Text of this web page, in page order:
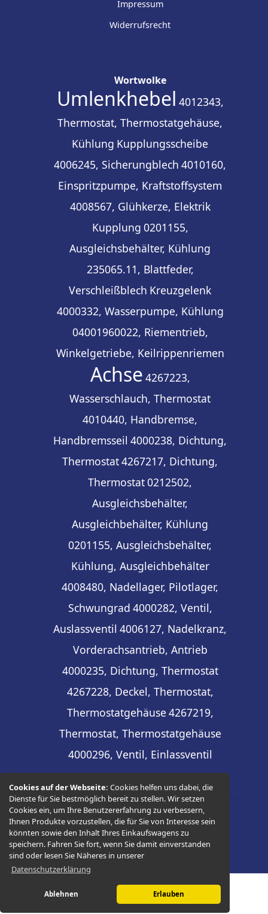
Cookies auf der Webseite:Cookies helfen uns dabei, die
Dienste für Sie bestmöglich bereit zu stellen. Wir setzen
Cookies ein, um Ihre Benutzererfahrung zu verbessern,
Ihnen Produkte vorzustellen, die für Sie von Interesse sein
könnten sowie den Inhalt Ihres Einkaufswagens zu
speichern. Fahren Sie fort, wenn Sie damit einverstanden
sind oder lesen Sie Näheres in unserer
Datenschutzerklärung
Ablehnen Erlauben
Impressum
Widerrufsrecht
Wortwolke
Umlenkhebel 4012343,
Thermostat, Thermostatgehäuse,
Kühlung Kupplungsscheibe
4006245, Sicherungblech 4010160,
Einspritzpumpe, Kraftstoffsystem
4008567, Glühkerze, Elektrik
Kupplung 0201155,
Ausgleichsbehälter, Kühlung
235065.11, Blattfeder,
Verschleißblech Kreuzgelenk
4000332, Wasserpumpe, Kühlung
04001960022, Riementrieb,
Winkelgetriebe, Keilrippenriemen
Achse 4267223,
Wasserschlauch, Thermostat
4010440, Handbremse,
Handbremsseil 4000238, Dichtung,
Thermostat4267217, Dichtung,
Thermostat0212502,
Ausgleichsbehälter,
Ausgleichbehälter, Kühlung
0201155, Ausgleichsbehälter,
Kühlung, Ausgleichbehälter
4008480, Nadellager, Pilotlager,
Schwungrad 4000282, Ventil,
Auslassventil 4006127, Nadelkranz,
Vorderachsantrieb, Antrieb
4000235, Dichtung, Thermostat
4267228, Deckel, Thermostat,
Thermostatgehäuse 4267219,
Thermostat, Thermostatgehäuse
4000296, Ventil, Einlassventil
© 2026 -Thüringer Ersatzteilhandel